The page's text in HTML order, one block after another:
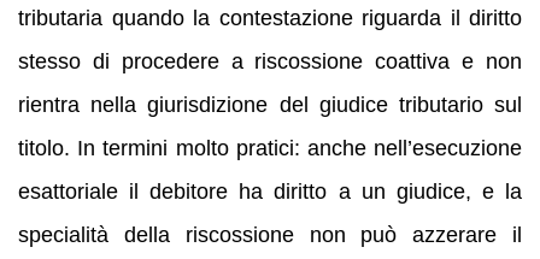
tributaria quando la contestazione riguarda il diritto
stesso di procedere a riscossione coattiva e non
rientra nella giurisdizione del giudice tributario sul
titolo. In termini molto pratici: anche nell’esecuzione
esattoriale il debitore ha diritto a un giudice, e la
specialità della riscossione non può azzerare il